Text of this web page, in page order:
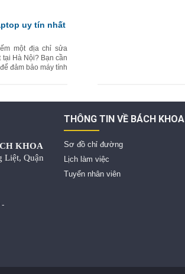
uy tín nhất
một địa chỉ sửa
tại Hà Nội? Bạn cần
đảm bảo máy tính
KHOA
Liệt, Quận
-
THÔNG TIN VỀ BÁCH KHOA
Sơ đồ chỉ đường
Lịch làm việc
Tuyển nhân viên